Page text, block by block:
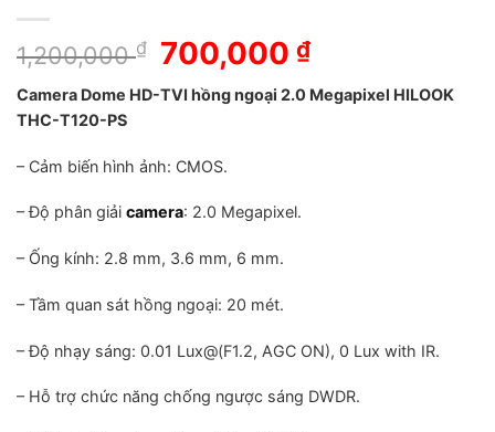
1,200,000₫
Giá
là:
700,000₫Giá
tại
Camera Dome HD-TVI hồng ngoại 2.0 Megapixel HILOOK
THC-T120-PS
– Cảm biến hình ảnh: CMOS.
– Độ phân giải camera: 2.0 Megapixel.
– Ống kính: 2.8 mm, 3.6 mm, 6 mm.
– Tầm quan sát hồng ngoại: 20 mét.
– Độ nhạy sáng: 0.01 Lux@(F1.2, AGC ON), 0 Lux with IR.
– Hỗ trợ chức năng chống ngược sáng DWDR.